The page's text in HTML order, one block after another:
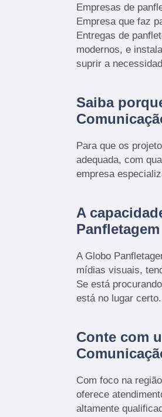
Empresas de
Empresa que faz
Entregas de
modernos, e
suprir a
Saiba
Para que os
adequada, com
empresa
A
Panfletagem
A Globo
mídias visuais,
Se está
está no lugar certo.
Conte com
Com foco na
oferece
altamente